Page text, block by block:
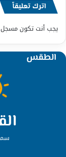
اترك تعليقاً
يجب أنت تكونمسجل
الطقس